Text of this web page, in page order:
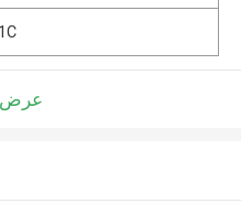
عرض